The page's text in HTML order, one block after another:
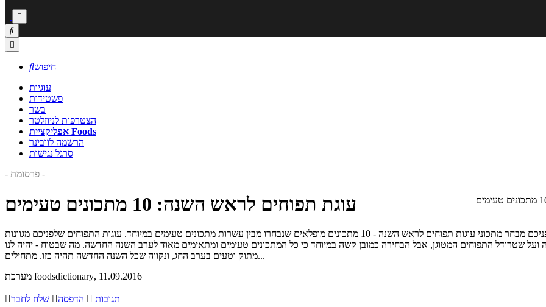



חיפוש
עוגיות
פשטידות
בשר
הצטרפות לניוזלטר
אפליקציית Foods
הרשמה לוובינר
סרגל נגישות
- פרסומת -
עוגת תפוחים לראש השנה: 10 מתכונים טעימים
ערב ראש השנה ללא עוגת תפוחים מנצחת - הוא לא באמת ערב חג! לפניכם מבחר מתכוני עוגות תפוחים לראש השנה - 10 מתכונים מופלאים שנבחרו מבין עשרות מתכונים טעימים במיוחד. עוגות התפוחים שלפניכם מגוונות
ועל שטרודל התפוחים המטוגן, אבל הבחירה כמובן קשה במיוחד כי כל המתכונים טעימים ומתאימים מאוד לערב השנה החדשה. מה שבטוח - יהיה לנו
מתוק וטעים בערב החג, ונקווה שכל השנה החדשה תהיה כזו. מתחילים...
מערכת foodsdictionary, 11.09.2016
שלח לחבר הדפסה  תגובות